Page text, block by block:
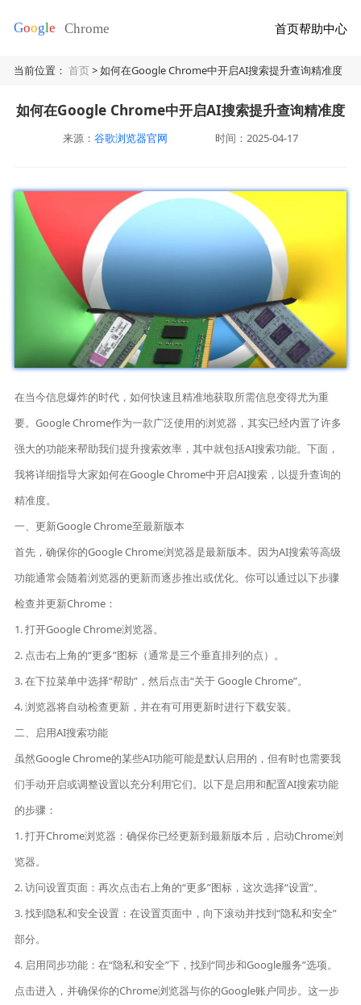
首页帮助中心
当前位置：首页> 如何在Google Chrome中开启AI搜索提升查询精准度
如何在Google Chrome中开启AI搜索提升查询精准度
来源： 谷歌浏览器官网 时间：2025-04-17
在当今信息爆炸的时代，如何快速且精准地获取所需信息变得尤为重
要。Google Chrome作为一款广泛使用的浏览器，其实已经内置了许多
强大的功能来帮助我们提升搜索效率，其中就包括AI搜索功能。下面，
我将详细指导大家如何在Google Chrome中开启AI搜索，以提升查询的
精准度。
一、更新Google Chrome至最新版本
首先，确保你的Google Chrome浏览器是最新版本。因为AI搜索等高级
功能通常会随着浏览器的更新而逐步推出或优化。你可以通过以下步骤
检查并更新Chrome：
1. 打开Google Chrome浏览器。
2. 点击右上角的“更多”图标（通常是三个垂直排列的点）。
3. 在下拉菜单中选择“帮助”，然后点击“关于 Google Chrome”。
4. 浏览器将自动检查更新，并在有可用更新时进行下载安装。
二、启用AI搜索功能
虽然Google Chrome的某些AI功能可能是默认启用的，但有时也需要我
们手动开启或调整设置以充分利用它们。以下是启用和配置AI搜索功能
的步骤：
1. 打开Chrome浏览器：确保你已经更新到最新版本后，启动Chrome浏
览器。
2. 访问设置页面：再次点击右上角的“更多”图标，这次选择“设置”。
3. 找到隐私和安全设置：在设置页面中，向下滚动并找到“隐私和安全”
部分。
4. 启用同步功能：在“隐私和安全”下，找到“同步和Google服务”选项。
点击进入，并确保你的Chrome浏览器与你的Google账户同步。这一步